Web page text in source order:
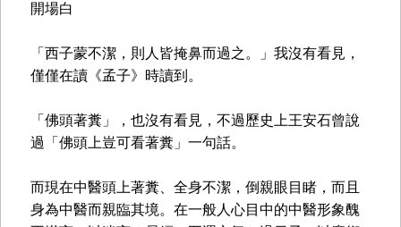
開場白
「西子蒙不潔，則人皆掩鼻而過之。」我沒有看見，
僅僅在讀《孟子》時讀到。
「佛頭著糞」，也沒有看見，不過歷史上王安石曾說
過「佛頭上豈可看著糞」一句話。
而現在中醫頭上著糞、全身不潔，倒親眼目睹，而且
身為中醫而親臨其境。在一般人心目中的中醫形象醜